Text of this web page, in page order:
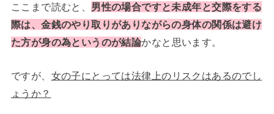
ここまで読むと、 男性の場合ですと未成年と交際をする
際は、金銭のやり取りがありながらの身体の関係は避け
た方が身の為というのが結論かなと思います。
ですが、 女の子にとっては法律上のリスクはあるのでし
ょうか？